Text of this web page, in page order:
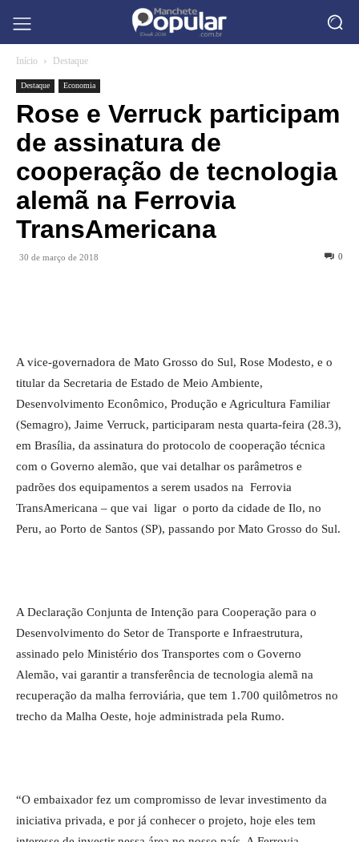
Início Destaque
Destaque Economia
Rose e Verruck participam
de assinatura de
cooperação de tecnologia
alemã na Ferrovia
TransAmericana
30 de março de 2018 0
A vice-governadora de Mato Grosso do Sul, Rose Modesto, e o
titular da Secretaria de Estado de Meio Ambiente,
Desenvolvimento Econômico, Produção e Agricultura Familiar
(Semagro), Jaime Verruck, participaram nesta quarta-feira (28.3),
em Brasília, da assinatura do protocolo de cooperação técnica
com o Governo alemão, que vai detalhar os parâmetros e
padrões dos equipamentos a serem usados na Ferrovia
TransAmericana – que vai ligar o porto da cidade de Ilo, no
Peru, ao Porto de Santos (SP), passando por Mato Grosso do Sul.
A Declaração Conjunta de Intenção para Cooperação para o
Desenvolvimento do Setor de Transporte e Infraestrutura,
assinado pelo Ministério dos Transportes com o Governo
Alemão, vai garantir a transferência de tecnologia alemã na
recuperação da malha ferroviária, que tem 1.700 quilômetros no
trecho da Malha Oeste, hoje administrada pela Rumo.
“O embaixador fez um compromisso de levar investimento da
iniciativa privada, e por já conhecer o projeto, hoje eles tem